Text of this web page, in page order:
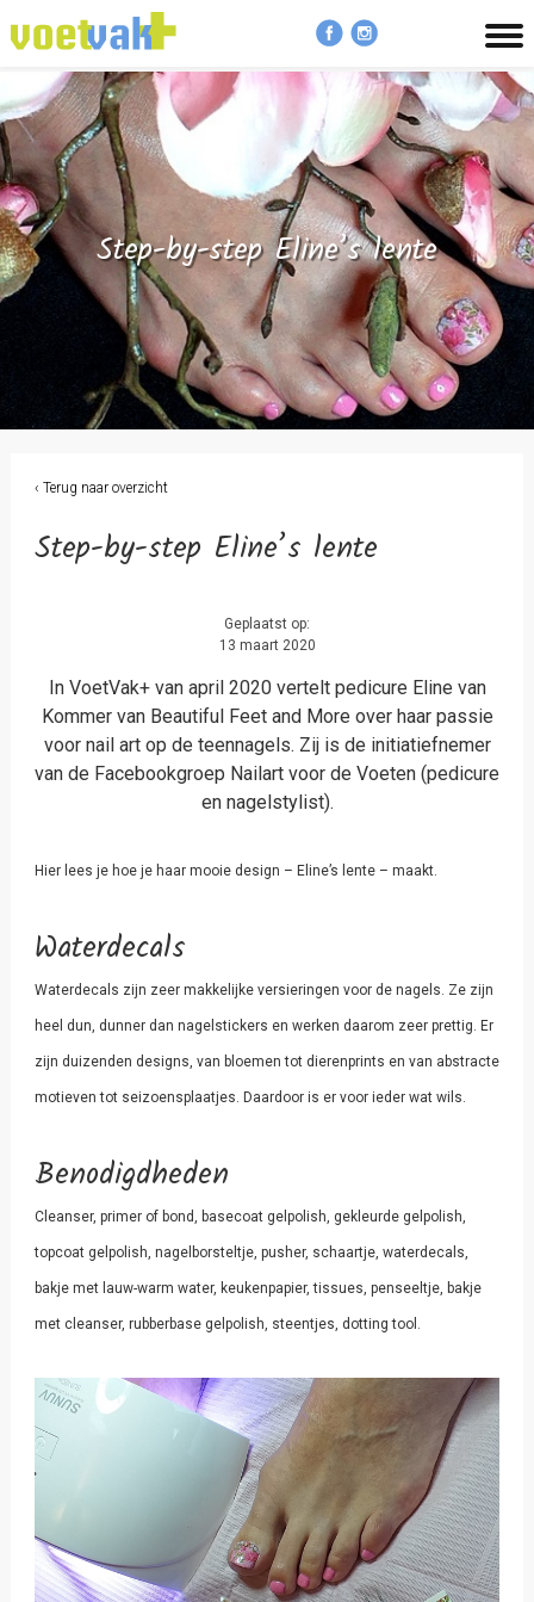
Step-by-step Eline’s lente
‹ Terug naar overzicht
Step-by-step Eline’s lente
Geplaatst op:
13 maart 2020
In VoetVak+ van april 2020 vertelt pedicure Eline van
Kommer van Beautiful Feet and More over haar passie
voor nail art op de teennagels. Zij is de initiatiefnemer
van de Facebookgroep Nailart voor de Voeten (pedicure
en nagelstylist).
Hier lees je hoe je haar mooie design – Eline’s lente – maakt.
Waterdecals
Waterdecals zijn zeer makkelijke versieringen voor de nagels. Ze zijn
heel dun, dunner dan nagelstickers en werken daarom zeer prettig. Er
zijn duizenden designs, van bloemen tot dierenprints en van abstracte
motieven tot seizoensplaatjes. Daardoor is er voor ieder wat wils.
Benodigdheden
Cleanser, primer of bond, basecoat gelpolish, gekleurde gelpolish,
topcoat gelpolish, nagelborsteltje, pusher, schaartje, waterdecals,
bakje met lauw-warm water, keukenpapier, tissues, penseeltje, bakje
met cleanser, rubberbase gelpolish, steentjes, dotting tool.